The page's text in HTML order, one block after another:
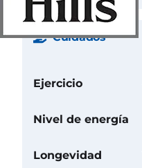
Cuidados
Ejercicio
Nivel de energía
Longevidad